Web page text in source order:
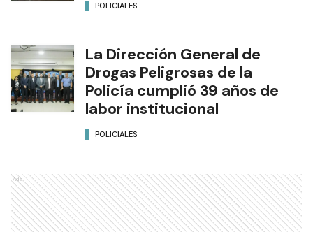
POLICIALES
La Dirección General de
Drogas Peligrosas de la
Policía cumplió 39 años de
labor institucional
POLICIALES
Ads